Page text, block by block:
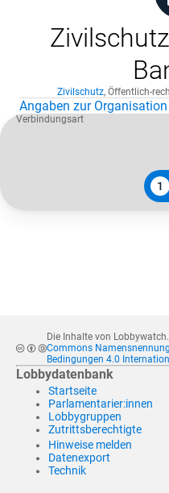
Zivilschutz, Öffentlich-
Angaben zur Organisation
1
Verbindungsart
Die Inhalte von
Commons
Bedingungen 4.0
Lobbydatenbank
Startseite
Parlamentarier:innen
Lobbygruppen
Zutrittsberechtigte
Hinweise melden
Datenexport
Technik